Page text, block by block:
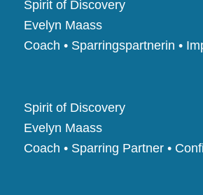
Spirit of Discovery
Evelyn Maass
Coach • Sparringspartnerin •
Spirit of Discovery
Evelyn Maass
Coach • Sparring Partner •